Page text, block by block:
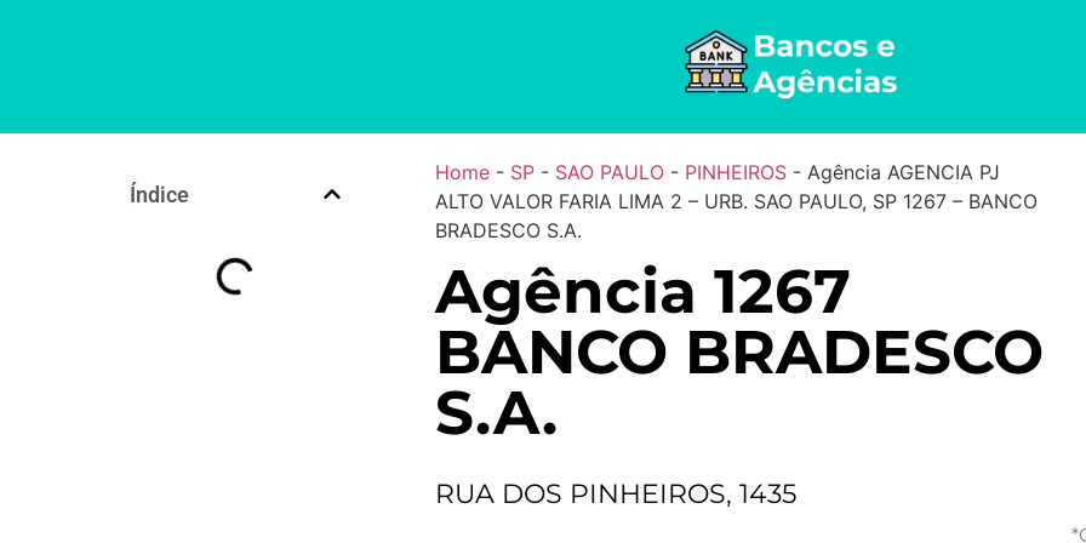
Índice
Home- SP- SAO PAULO- PINHEIROS- Agência AGENCIA PJ
ALTO VALOR FARIA LIMA 2 – URB. SAO PAULO, SP 1267 – BANCO
BRADESCO S.A.
Agência 1267
BANCO BRADESCO
S.A.
RUA DOS PINHEIROS, 1435